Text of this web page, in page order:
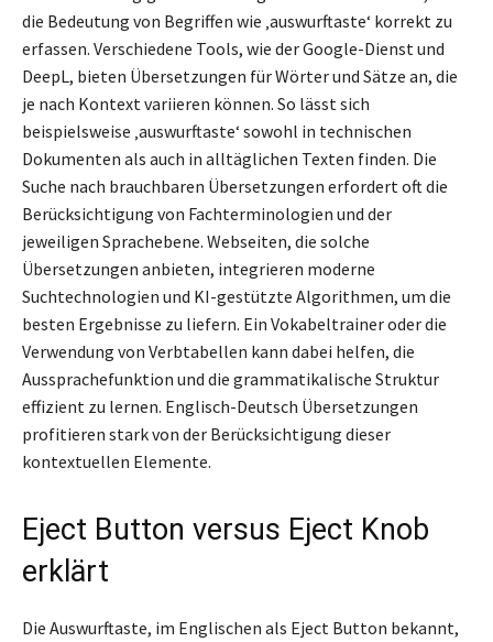
die Bedeutung von Begriffen wie ‚auswurftaste‘ korrekt zu
erfassen. Verschiedene Tools, wie der Google-Dienst und
DeepL, bieten Übersetzungen für Wörter und Sätze an, die
je nach Kontext variieren können. So lässt sich
beispielsweise ‚auswurftaste‘ sowohl in technischen
Dokumenten als auch in alltäglichen Texten finden. Die
Suche nach brauchbaren Übersetzungen erfordert oft die
Berücksichtigung von Fachterminologien und der
jeweiligen Sprachebene. Webseiten, die solche
Übersetzungen anbieten, integrieren moderne
Suchtechnologien und KI-gestützte Algorithmen, um die
besten Ergebnisse zu liefern. Ein Vokabeltrainer oder die
Verwendung von Verbtabellen kann dabei helfen, die
Aussprachefunktion und die grammatikalische Struktur
effizient zu lernen. Englisch-Deutsch Übersetzungen
profitieren stark von der Berücksichtigung dieser
kontextuellen Elemente.
Eject Button versus Eject Knob
erklärt
Die Auswurftaste, im Englischen als Eject Button bekannt,